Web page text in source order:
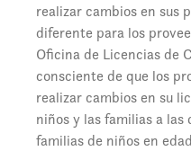
realizar cambios en sus
diferente para los
Oficina de Licencias de
consciente de que los
realizar cambios en su
niños y las familias a
familias de niños en